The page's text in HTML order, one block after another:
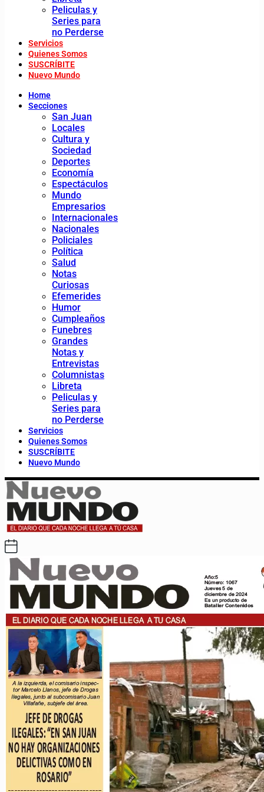
Peliculas y
Series para
no Perderse
Servicios
Quienes Somos
SUSCRÍBITE
Nuevo Mundo
Home
Secciones
San Juan
Locales
Cultura y
Sociedad
Deportes
Economía
Espectáculos
Mundo
Empresarios
Internacionales
Nacionales
Policiales
Política
Salud
Notas
Curiosas
Efemerides
Humor
Cumpleaños
Funebres
Grandes
Notas y
Entrevistas
Columnistas
Libreta
Peliculas y
Series para
no Perderse
Servicios
Quienes Somos
SUSCRÍBITE
Nuevo Mundo